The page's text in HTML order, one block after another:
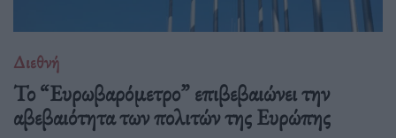
Διεθνή
Το “Ευρωβαρόμετρο” επιβεβαιώνει την
αβεβαιότητα των πολιτών της Ευρώπης